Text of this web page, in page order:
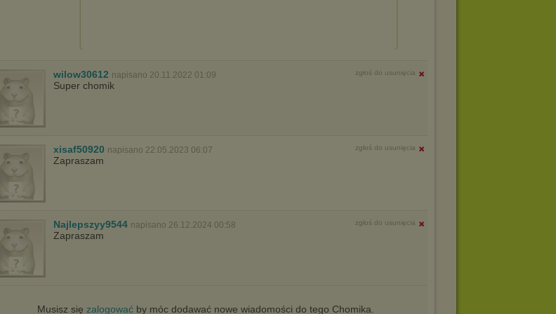
wilow30612 napisano 20.11.2022 01:09 zgłoś do usunięcia
Super chomik
xisaf50920 napisano 22.05.2023 06:07 zgłoś do usunięcia
Zapraszam
Najlepszyy9544 napisano 26.12.2024 00:58 zgłoś do usunięcia
Zapraszam
Musisz się zalogowaćby móc dodawać nowe wiadomości do tego Chomika.